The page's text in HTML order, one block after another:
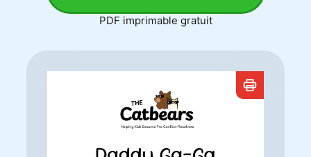
PDF imprimable gratuit